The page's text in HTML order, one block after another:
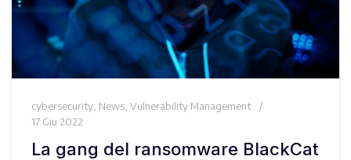
cybersecurity News Vulnerability Management
17 Giu 2022
La gang del ransomware BlackCat